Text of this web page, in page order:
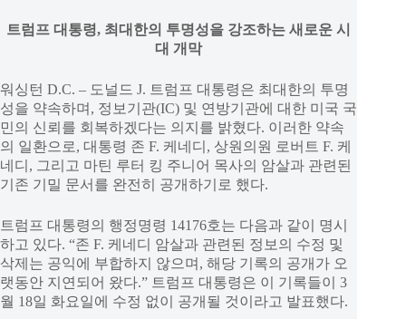
트럼프 대통령, 최대한의 투명성을 강조하는 새로운 시
대 개막
워싱턴 D.C. – 도널드 J. 트럼프 대통령은 최대한의 투명
성을 약속하며, 정보기관(IC) 및 연방기관에 대한 미국 국
민의 신뢰를 회복하겠다는 의지를 밝혔다. 이러한 약속
의 일환으로, 대통령 존 F. 케네디, 상원의원 로버트 F. 케
네디, 그리고 마틴 루터 킹 주니어 목사의 암살과 관련된
기존 기밀 문서를 완전히 공개하기로 했다.
트럼프 대통령의 행정명령 14176호는 다음과 같이 명시
하고 있다. “존 F. 케네디 암살과 관련된 정보의 수정 및
삭제는 공익에 부합하지 않으며, 해당 기록의 공개가 오
랫동안 지연되어 왔다.” 트럼프 대통령은 이 기록들이 3
월 18일 화요일에 수정 없이 공개될 것이라고 발표했다.